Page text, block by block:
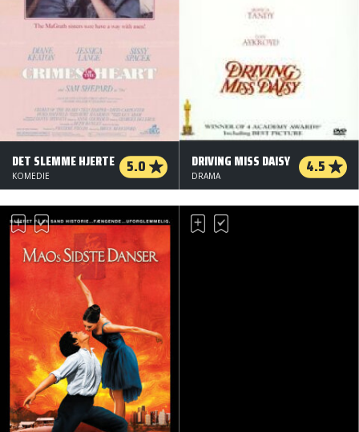
DET SLEMME HJERTE 5.0
KOMEDIE
DRIVING MISS DAISY 4.5
DRAMA